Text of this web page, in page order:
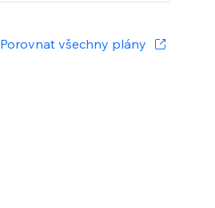
Porovnat všechny plány